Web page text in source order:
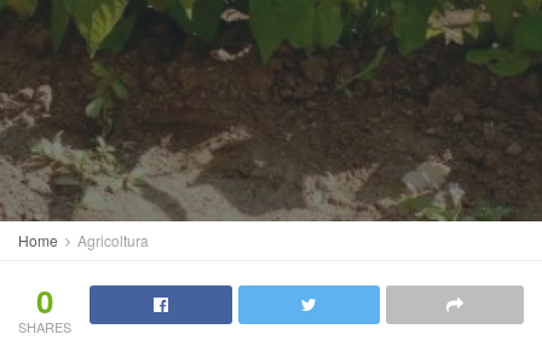
Home Agricoltura
0
SHARES